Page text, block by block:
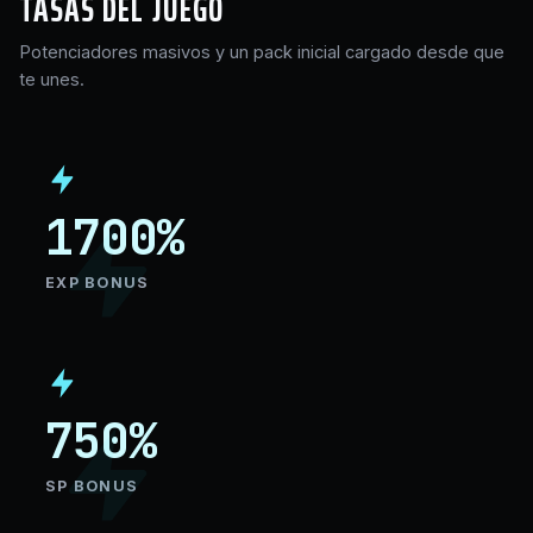
Potenciadores masivos y un pack inicial cargado desde que
te unes.
1700%
EXP BONUS
750%
SP BONUS